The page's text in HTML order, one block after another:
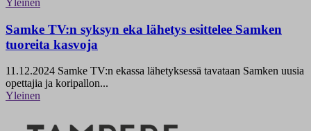
Samke TV:n syksyn eka lähetys esittelee Samken
tuoreita kasvoja
11.12.2024 Samke TV:n ekassa lähetyksessä tavataan Samken uusia
opettajia ja koripallon...
Yleinen